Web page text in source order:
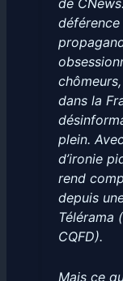
de
dans la
plein.
d’ironie
rend
depuis
Télérama
CQFD).
Mais ce